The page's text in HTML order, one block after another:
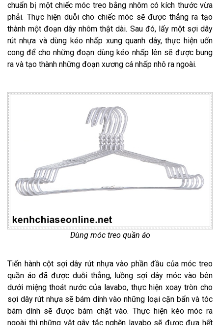
chuẩn bị một chiếc móc treo bằng nhôm có kích thước vừa
phải. Thực hiện duỗi cho chiếc móc sẽ được thẳng ra tạo
thành một đoạn dây nhôm thật dài. Sau đó, lấy một sợi dây
rút nhựa và dùng kéo nhấp xung quanh dây, thực hiện uốn
cong để cho những đoạn dùng kéo nhấp lên sẽ được bung
ra và tạo thành những đoạn xương cá nhấp nhô ra ngoài.
Dùng móc treo quần áo
Tiến hành cột sợi dây rút nhựa vào phần đầu của móc treo
quần áo đã được duỗi thẳng, luồng sợi dây móc vào bên
dưới miệng thoát nước của lavabo, thực hiện xoay tròn cho
sợi dây rút nhựa sẽ bám dính vào những loại cặn bẩn và tóc
bám dính sẽ được bám chặt vào. Thực hiện kéo móc ra
ngoài thì những vật gây tắc nghẽn lavabo sẽ được đưa hết